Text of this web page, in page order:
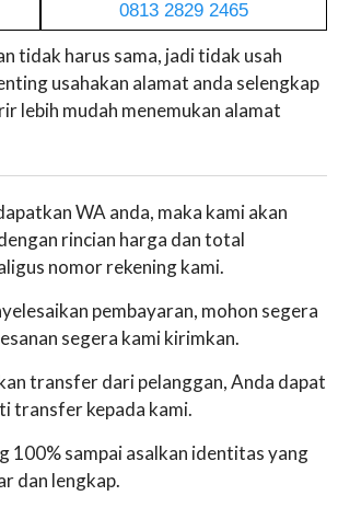
0813 2829 2465
tidak harus sama, jadi tidak usah
usahakan alamat anda selengkap
lebih mudah menemukan alamat
WA anda, maka kami akan
rincian harga dan total
nomor rekening kami.
pembayaran, mohon segera
segera kami kirimkan.
transfer dari pelanggan, Anda dapat
transfer kepada kami.
100% sampai asalkan identitas yang
dan lengkap.